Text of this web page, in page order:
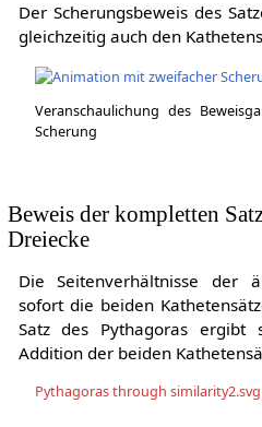
Der Scherungsbeweis des
gleichzeitig auch den
Veranschaulichung des
Scherung
Beweis der kompletten
Dreiecke
Die Seitenverhältnisse der
sofort die beiden
Satz des Pythagoras
Addition der beiden
Pythagoras through similarity2.svg